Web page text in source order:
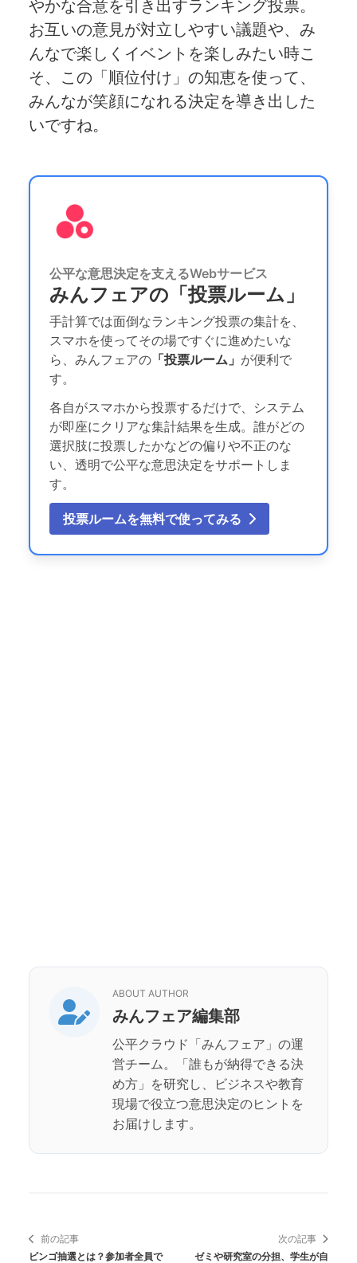
やかな合意を引き出すランキング投票。
お互いの意見が対立しやすい議題や、み
んなで楽しくイベントを楽しみたい時こ
そ、この「順位付け」の知恵を使って、
みんなが笑顔になれる決定を導き出した
いですね。
公平な意思決定を支えるWebサービス
みんフェアの「投票ルーム」
手計算では面倒なランキング投票の集計を、
スマホを使ってその場ですぐに進めたいな
ら、みんフェアの 「投票ルーム」 が便利で
す。
各自がスマホから投票するだけで、システム
が即座にクリアな集計結果を生成。誰がどの
選択肢に投票したかなどの偏りや不正のな
い、透明で公平な意思決定をサポートしま
す。
投票ルームを無料で使ってみる
ABOUT AUTHOR
みんフェア編集部
公平クラウド「みんフェア」の運
営チーム。「誰もが納得できる決
め方」を研究し、ビジネスや教育
現場で役立つ意思決定のヒントを
お届けします。
前の記事
ビンゴ抽選とは？参加者全員で
次の記事
ゼミや研究室の分担、学生が自